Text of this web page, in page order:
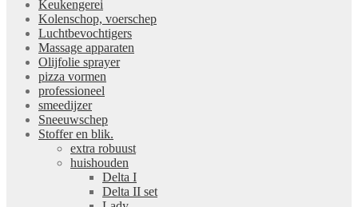
Keukengerei
Kolenschop, voerschep
Luchtbevochtigers
Massage apparaten
Olijfolie sprayer
pizza vormen
professioneel
smeedijzer
Sneeuwschep
Stoffer en blik.
extra robuust
huishouden
Delta I
Delta II set